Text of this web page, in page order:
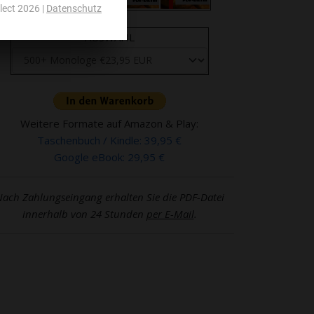
AUSWAHL
Weitere Formate auf Amazon & Play:
Taschenbuch / Kindle: 39,95 €
Google eBook: 29,95 €
Zahlungseingang erhalten Sie die PDF-Datei
innerhalb von 24 Stunden per E-Mail.